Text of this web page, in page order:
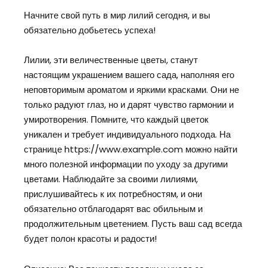
Начните свой путь в мир лилий сегодня, и вы
обязательно добьетесь успеха!
Лилии, эти величественные цветы, станут
настоящим украшением вашего сада, наполняя его
неповторимым ароматом и яркими красками. Они не
только радуют глаз, но и дарят чувство гармонии и
умиротворения. Помните, что каждый цветок
уникален и требует индивидуального подхода. На
странице https://www.example.com можно найти
много полезной информации по уходу за другими
цветами. Наблюдайте за своими лилиями,
прислушивайтесь к их потребностям, и они
обязательно отблагодарят вас обильным и
продолжительным цветением. Пусть ваш сад всегда
будет полон красоты и радости!